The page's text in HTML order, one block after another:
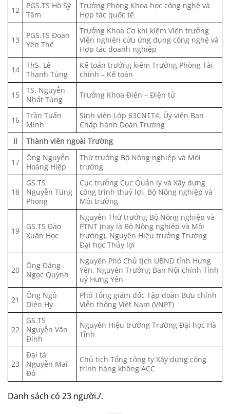
12
PGS.TS Hồ Sỹ
Tâm
Trưởng Phòng Khoa học công nghệ và
Hợp tác quốc tế
13
PGS.TS Đoàn
Yên Thế
Trưởng Khoa Cơ khí kiêm Viện trưởng
Viện nghiên cứu ứng dụng công nghệ và
Hợp tác doanh nghiệp
14
ThS. Lê
Thanh Tùng
Kế toán trưởng kiêm Trưởng Phòng Tài
chính – Kế toán
15
TS. Nguyễn
Nhất Tùng
Trưởng Khoa Điện – Điện tử
16
Trần Tuấn
Minh
Sinh viên Lớp 63CNTT4, Ủy viên Ban
Chấp hành Đoàn Trường
II
Thành viên ngoài Trường
17
Ông Nguyễn
Hoàng Hiệp
Thứ trưởng Bộ Nông nghiệp và Môi
trường
18
GS.TS
Nguyễn Tùng
Phong
Cục trưởng Cục Quản lý và Xây dựng
công trình thuỷ lợi, Bộ Nông nghiệp và
Môi trường
19
GS.TS Đào
Xuân Học
Nguyên Thứ trưởng Bộ Nông nghiệp và
PTNT (nay là Bộ Nông nghiệp và Môi
trường), Nguyên Hiệu trưởng Trường
Đại học Thủy lợi
20
Ông Đặng
Ngọc Quỳnh
Nguyên Phó Chủ tịch UBND tỉnh Hưng
Yên, Nguyên Trưởng Ban Nội chính Tỉnh
uỷ Hưng Yên
21
Ông Ngô
Diên Hy
Phó Tổng giám đốc Tập đoàn Bưu chính
Viễn thông Việt Nam (VNPT)
22
GS.TS
Nguyễn Văn
Đính
Nguyên Hiệu trưởng Trường Đại học Hà
Tĩnh
23
Đại tá
Nguyễn Mai
Đô
Chủ tịch Tổng công ty Xây dựng công
trình hàng không ACC
Danh sách có 23 người./.